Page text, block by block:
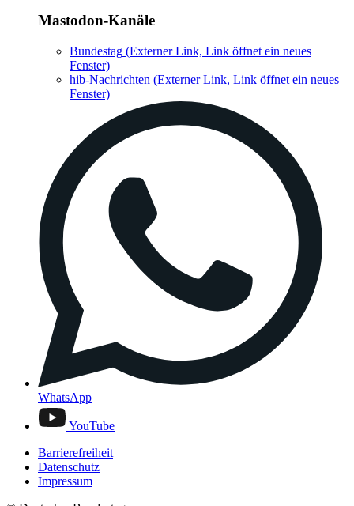
Mastodon-Kanäle
Bundestag (Externer Link, Link öffnet ein neues
Fenster)
hib-Nachrichten (Externer Link, Link öffnet ein neues
Fenster)
WhatsApp
YouTube
Barrierefreiheit
Datenschutz
Impressum